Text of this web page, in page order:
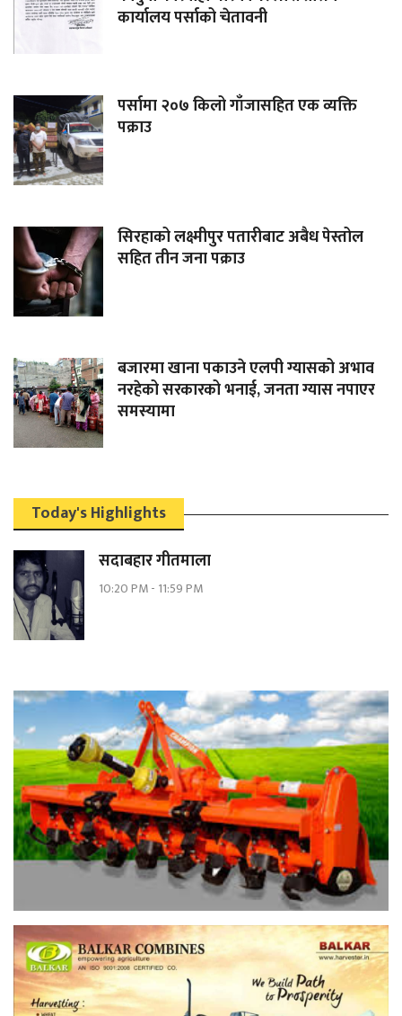
कार्यालय पर्साको चेतावनी
पर्सामा २०७ किलो गाँजासहित एक व्यक्ति
पक्राउ
सिरहाको लक्ष्मीपुर पतारीबाट अबैध पेस्तोल
सहित तीन जना पक्राउ
बजारमा खाना पकाउने एलपी ग्यासको अभाव
नरहेको सरकारको भनाई, जनता ग्यास नपाएर
समस्यामा
Today's Highlights
सदाबहार गीतमाला
10:20 PM- 11:59 PM